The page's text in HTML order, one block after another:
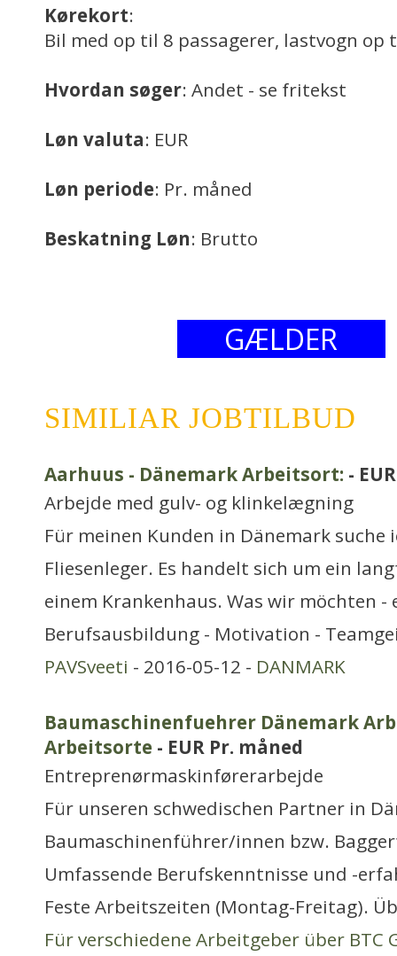
Kørekort:
Bil med op til 8 passagerer, lastvogn op
Hvordan søger: Andet - se fritekst
Løn valuta: EUR
Løn periode: Pr. måned
Beskatning Løn: Brutto
GÆLDER
SIMILIAR JOBTILBUD
Aarhuus - Dänemark Arbeitsort: -
Arbejde med gulv- og klinkelægning
Für meinen Kunden in Dänemark suche
Fliesenleger. Es handelt sich um ein
einem Krankenhaus. Was wir möchten -
Berufsausbildung - Motivation -
PAVSveeti - 2016-05-12 - DANMARK
Baumaschinenfuehrer Dänemark
Arbeitsorte - EUR Pr. måned
Entreprenørmaskinførerarbejde
Für unseren schwedischen Partner in
Baumaschinenführer/innen bzw.
Umfassende Berufskenntnisse und -
Feste Arbeitszeiten (Montag-Freitag).
Für verschiedene Arbeitgeber über BTC